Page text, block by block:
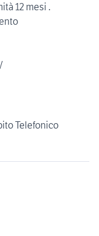
12 mesi .
/
Telefonico